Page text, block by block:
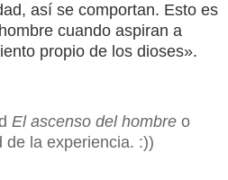
así se comportan. Esto es
cuando aspiran a
propio de los dioses».
El ascenso del hombre o
de la experiencia. :))